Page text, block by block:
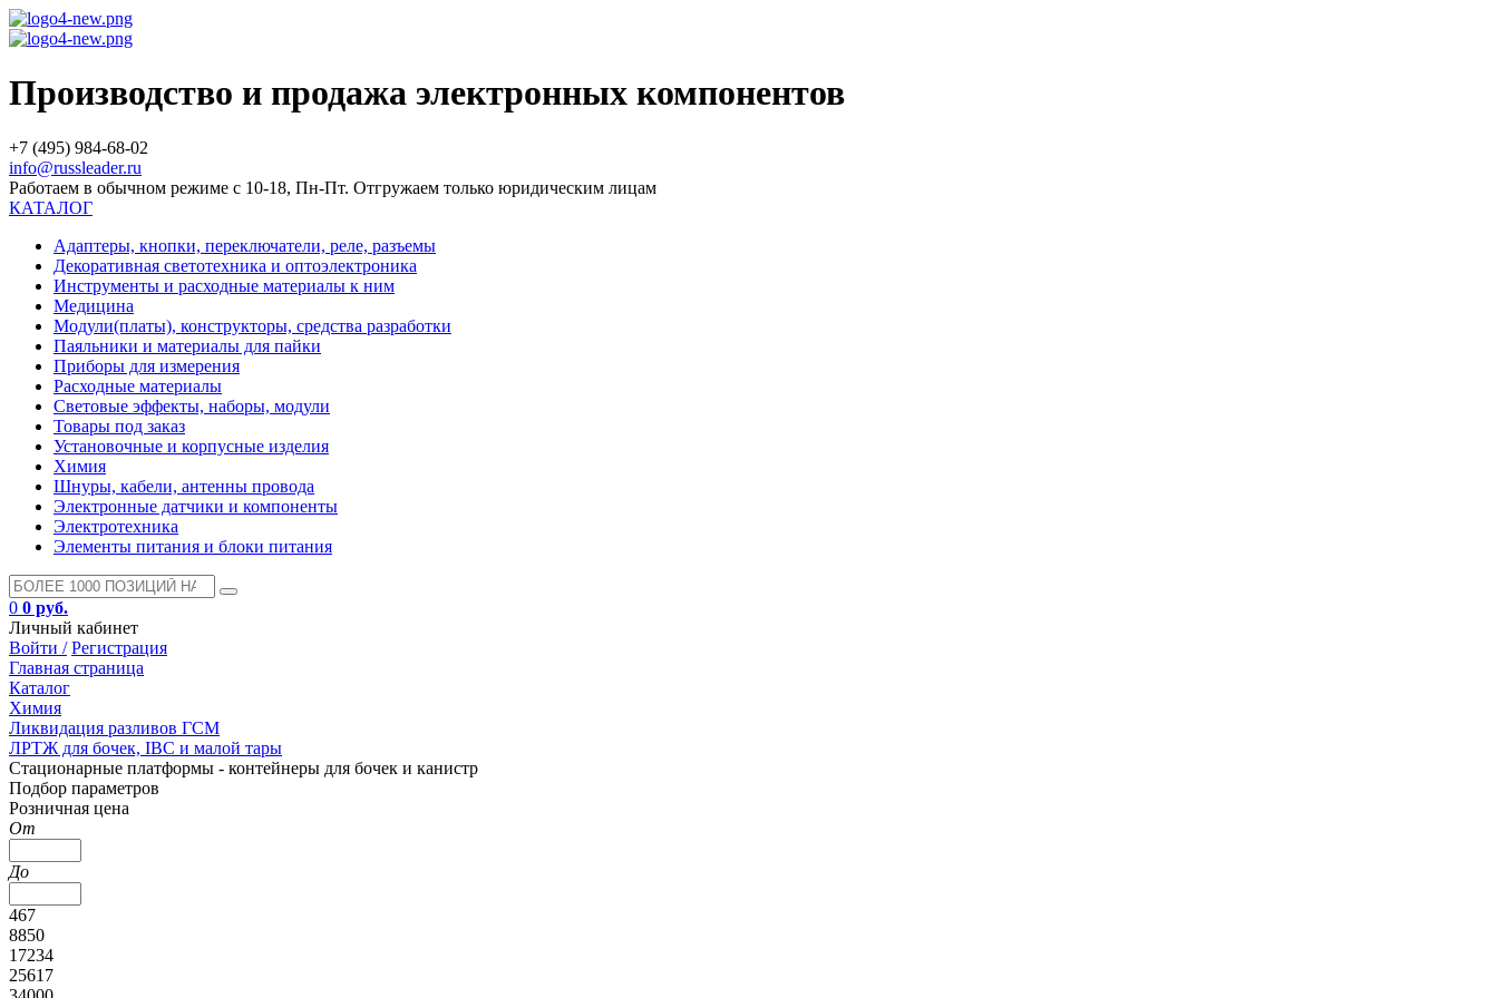
Производство и продажа электронных компонентов
+7 (495) 984-68-02
info@russleader.ru
Работаем в обычном режиме с 10-18, Пн-Пт. Отгружаем только юридическим лицам
КАТАЛОГ
Адаптеры, кнопки, переключатели, реле, разъемы
Декоративная светотехника и оптоэлектроника
Инструменты и расходные материалы к ним
Медицина
Модули(платы), конструкторы, средства разработки
Паяльники и материалы для пайки
Приборы для измерения
Расходные материалы
Световые эффекты, наборы, модули
Товары под заказ
Установочные и корпусные изделия
Химия
Шнуры, кабели, антенны провода
Электронные датчики и компоненты
Электротехника
Элементы питания и блоки питания
0 0 руб.
Личный кабинет
Войти / Регистрация
Главная страница
Каталог
Химия
Ликвидация разливов ГСМ
ЛРТЖ для бочек, IBC и малой тары
Стационарные платформы - контейнеры для бочек и канистр
Подбор параметров
Розничная цена
От
До
467
8850
17234
25617